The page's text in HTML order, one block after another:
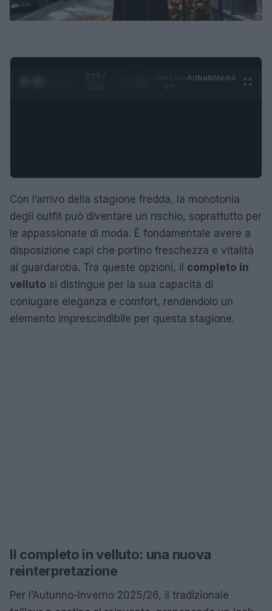
0:28 /
AdhubMedia
Con l’arrivo della stagione fredda, la monotonia
degli outfit può diventare un rischio, soprattutto per
le appassionate di moda. È fondamentale avere a
disposizione capi che portino freschezza e vitalità
al guardaroba. Tra queste opzioni, il completo in
velluto si distingue per la sua capacità di
coniugare eleganza e comfort, rendendolo un
elemento imprescindibile per questa stagione.
Il completo in velluto: una nuova
reinterpretazione
Per l’Autunno-Inverno 2025/26, il tradizionale